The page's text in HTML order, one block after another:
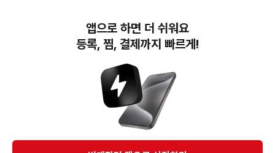
번개장터(주) 사업자정보, 이용약관 및 기타 법적고지
번개장터㈜는 통신판매중개자이며, 통신판매의 당사자가 아닙니다. 전자상거래 등에서의
소비자보호에 관한 법률 등 관련 법령 및 번개장터㈜의 약관에 따라 상품, 상품정보, 거래에 관한 책임은
개별 판매자에게 귀속하고, 번개장터㈜는 원칙적으로 회원간 거래에 대하여 책임을 지지 않습니다.
다만, 번개장터㈜가 직접 판매하는 상품에 대한 책임은 번개장터㈜에게 귀속합니다.
앱으로 하면 더 쉬워요
등록, 찜, 결제까지 빠르게!